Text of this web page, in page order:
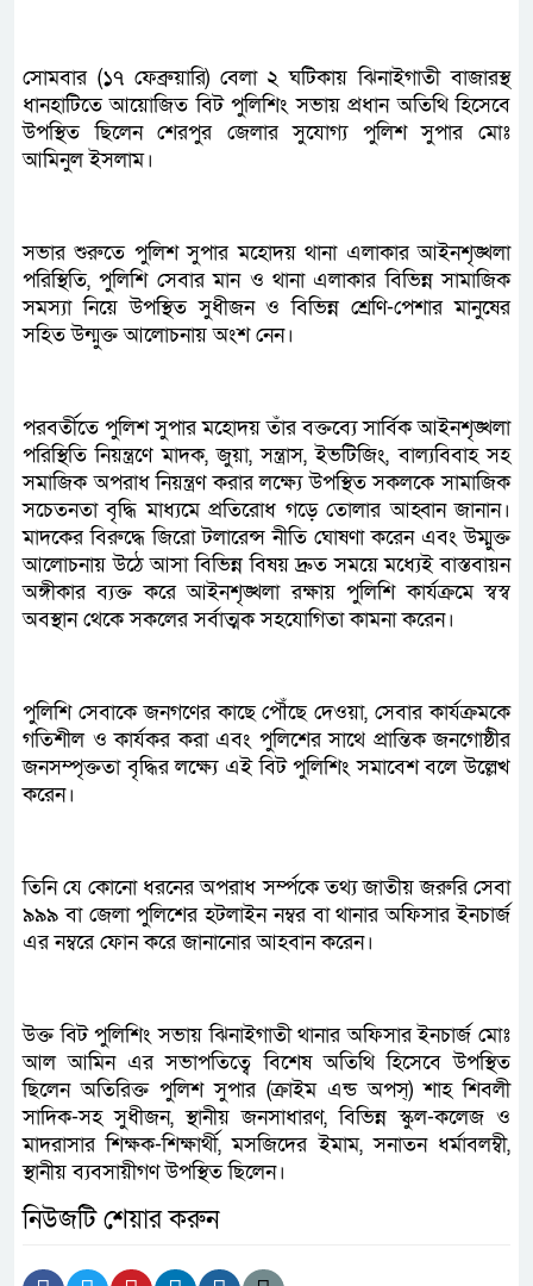
সোমবার (১৭ ফেব্রুয়ারি) বেলা ২ ঘটিকায় ঝিনাইগাতী বাজারস্থ
ধানহাটিতে আয়োজিত বিট পুলিশিং সভায় প্রধান অতিথি হিসেবে
উপস্থিত ছিলেন শেরপুর জেলার সুযোগ্য পুলিশ সুপার মোঃ
আমিনুল ইসলাম।
সভার শুরুতে পুলিশ সুপার মহোদয় থানা এলাকার আইনশৃঙ্খলা
পরিস্থিতি, পুলিশি সেবার মান ও থানা এলাকার বিভিন্ন সামাজিক
সমস্যা নিয়ে উপস্থিত সুধীজন ও বিভিন্ন শ্রেণি-পেশার মানুষের
সহিত উন্মুক্ত আলোচনায় অংশ নেন।
পরবর্তীতে পুলিশ সুপার মহোদয় তাঁর বক্তব্যে সার্বিক আইনশৃঙ্খলা
পরিস্থিতি নিয়ন্ত্রণে মাদক, জুয়া, সন্ত্রাস, ইভটিজিং, বাল্যবিবাহ সহ
সমাজিক অপরাধ নিয়ন্ত্রণ করার লক্ষ্যে উপস্থিত সকলকে সামাজিক
সচেতনতা বৃদ্ধি মাধ্যমে প্রতিরোধ গড়ে তোলার আহ্বান জানান।
মাদকের বিরুদ্ধে জিরো টলারেন্স নীতি ঘোষণা করেন এবং উম্মুক্ত
আলোচনায় উঠে আসা বিভিন্ন বিষয় দ্রুত সময়ে মধ্যেই বাস্তবায়ন
অঙ্গীকার ব্যক্ত করে আইনশৃঙ্খলা রক্ষায় পুলিশি কার্যক্রমে স্বস্ব
অবস্থান থেকে সকলের সর্বাত্মক সহযোগিতা কামনা করেন।
পুলিশি সেবাকে জনগণের কাছে পৌঁছে দেওয়া, সেবার কার্যক্রমকে
গতিশীল ও কার্যকর করা এবং পুলিশের সাথে প্রান্তিক জনগোষ্ঠীর
জনসম্পৃক্ততা বৃদ্ধির লক্ষ্যে এই বিট পুলিশিং সমাবেশ বলে উল্লেখ
করেন।
তিনি যে কোনো ধরনের অপরাধ সর্ম্পকে তথ্য জাতীয় জরুরি সেবা
৯৯৯ বা জেলা পুলিশের হটলাইন নম্বর বা থানার অফিসার ইনচার্জ
এর নম্বরে ফোন করে জানানোর আহবান করেন।
উক্ত বিট পুলিশিং সভায় ঝিনাইগাতী থানার অফিসার ইনচার্জ মোঃ
আল আমিন এর সভাপতিত্বে বিশেষ অতিথি হিসেবে উপস্থিত
ছিলেন অতিরিক্ত পুলিশ সুপার (ক্রাইম এন্ড অপস্) শাহ শিবলী
সাদিক-সহ সুধীজন, স্থানীয় জনসাধারণ, বিভিন্ন স্কুল-কলেজ ও
মাদরাসার শিক্ষক-শিক্ষার্থী, মসজিদের ইমাম, সনাতন ধর্মাবলম্বী,
স্থানীয় ব্যবসায়ীগণ উপস্থিত ছিলেন।
নিউজটি শেয়ার করুন